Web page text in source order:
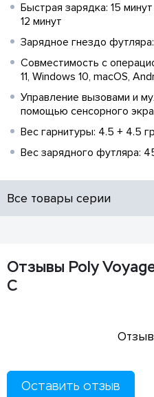
Быстрая зарядка: 15
12 минут
Зарядное гнездо
Совместимость с
11, Windows 10, macOS,
Управление вызовами и
помощью сенсорного
Вес гарнитуры: 4.5 + 4.5
Вес зарядного футляра:
Все товары серии
Отзывы Poly
C
Оставить отзыв